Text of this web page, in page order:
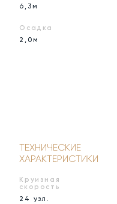
6,3м
Осадка
2,0м
ТЕХНИЧЕСКИЕ
ХАРАКТЕРИСТИКИ
Круизная
скорость
24 узл.